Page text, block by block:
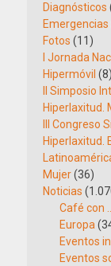
Diagnósticos
Emergencias
Fotos (11)
I Jornada
Hipermóvil (8)
II Simposio
Hiperlaxitud.
III Congreso
Hiperlaxitud.
Mujer(36)
Noticias
Café con …
Europa
Eventos
Eventos